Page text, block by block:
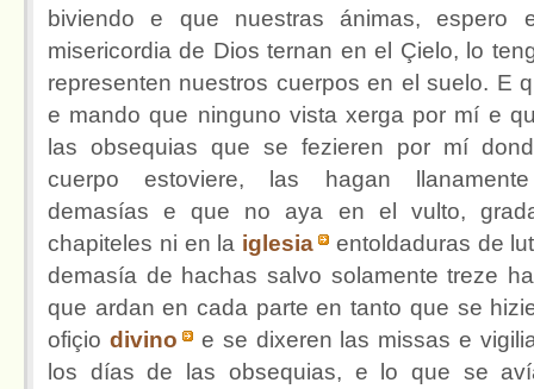
biviendo e que nuestras ánimas, espero
misericordia de Dios ternan en el Çielo, lo
representen nuestros cuerpos en el suelo. E
e mando que ninguno vista xerga por mí e
las obsequias que se fezieren por mí
cuerpo estoviere, las hagan
demasías e que no aya en el vulto,
chapiteles ni en la iglesia
entoldaduras de
demasía de hachas salvo solamente treze
que ardan en cada parte en tanto que se
ofiçio divino
e se dixeren las missas e
los días de las obsequias, e lo que se